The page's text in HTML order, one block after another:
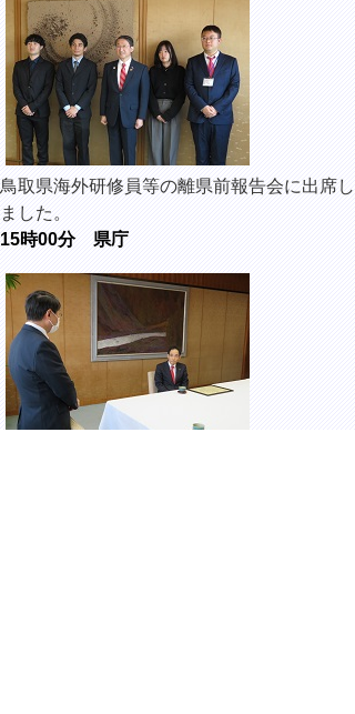
鳥取県海外研修員等の離県前報告会に出席し
ました。
15時00分 県庁